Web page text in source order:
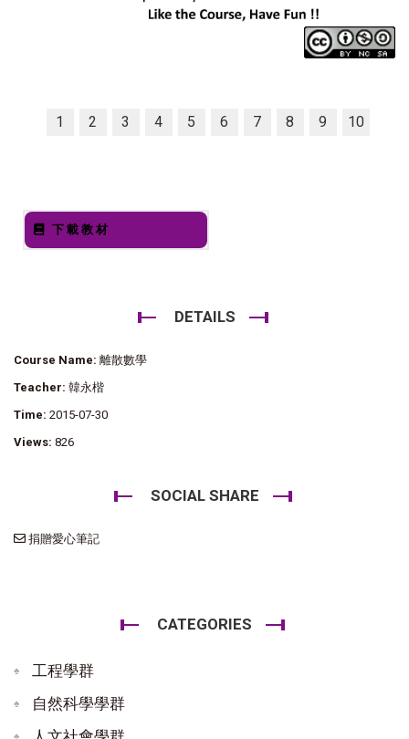
1 2 3 4 5 6 7 8 9 10
下載教材
DETAILS
Course Name: 離散數學
Teacher: 韓永楷
Time: 2015-07-30
Views: 826
SOCIAL SHARE
捐贈愛心筆記
CATEGORIES
工程學群
自然科學學群